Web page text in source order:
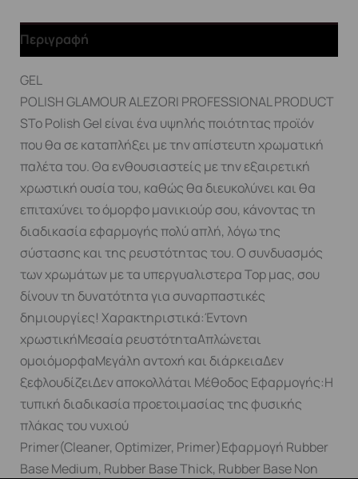
Περιγραφή
GEL
POLISH GLAMOUR ALEZORI PROFESSIONAL PRODUCT
SΤο Polish Gel είναι ένα υψηλής ποιότητας προϊόν
που θα σε καταπλήξει με την απίστευτη χρωματική
παλέτα του. Θα ενθουσιαστείς με την εξαιρετική
χρωστική ουσία του, καθώς θα διευκολύνει και θα
επιταχύνει το όμορφο μανικιούρ σου, κάνοντας τη
διαδικασία εφαρμογής πολύ απλή, λόγω της
σύστασης και της ρευστότητας του. Ο συνδυασμός
των χρωμάτων με τα υπεργυαλιστερα Top μας, σου
δίνουν τη δυνατότητα για συναρπαστικές
δημιουργίες! Χαρακτηριστικά:Έντονη
χρωστικήΜεσαία ρευστότηταΑπλώνεται
ομοιόμορφαΜεγάλη αντοχή και διάρκειαΔεν
ξεφλουδίζειΔεν αποκολλάται Μέθοδος Εφαρμογής:Η
τυπική διαδικασία προετοιμασίας της φυσικής
πλάκας του νυχιού
Primer(Cleaner, Optimizer, Primer)Εφαρμογή Rubber
Base Medium, Rubber Base Thick, Rubber Base Non